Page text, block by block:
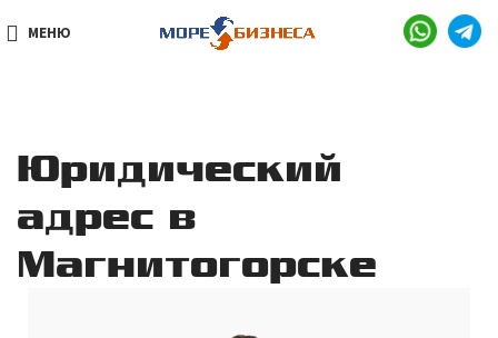
МЕНЮ
Юридический
адрес в
Магнитогорске